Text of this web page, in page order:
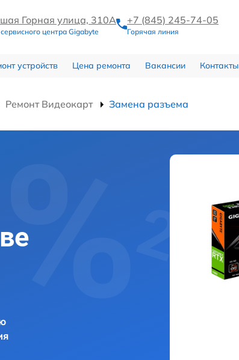
Горная улица, 310А
центра Gigabyte
+7 (845) 245-74-05
Горячая линия
устройств Цена ремонта Вакансии Контакты
Ремонт Видеокарт Замена разъема